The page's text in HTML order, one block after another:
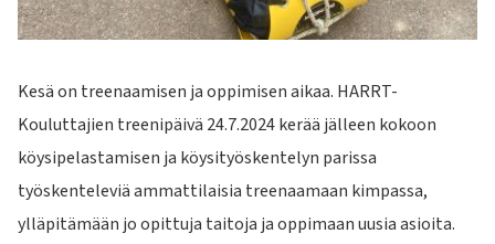
Kesä on treenaamisen ja oppimisen aikaa. HARRT-
Kouluttajien treenipäivä 24.7.2024 kerää jälleen kokoon
köysipelastamisen ja köysityöskentelyn parissa
työskenteleviä ammattilaisia treenaamaan kimpassa,
ylläpitämään jo opittuja taitoja ja oppimaan uusia asioita.